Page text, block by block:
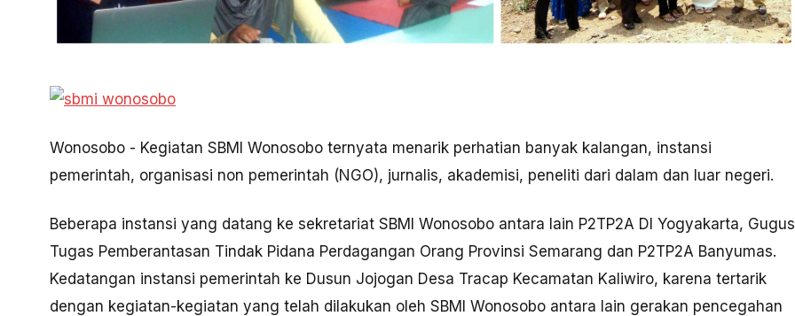
Wonosobo - Kegiatan SBMI Wonosobo ternyata menarik perhatian banyak kalangan, instansi
pemerintah, organisasi non pemerintah (NGO), jurnalis, akademisi, peneliti dari dalam dan luar negeri.
Beberapa instansi yang datang ke sekretariat SBMI Wonosobo antara lain P2TP2A DI Yogyakarta, Gugus
Tugas Pemberantasan Tindak Pidana Perdagangan Orang Provinsi Semarang dan P2TP2A Banyumas.
Kedatangan instansi pemerintah ke Dusun Jojogan Desa Tracap Kecamatan Kaliwiro, karena tertarik
dengan kegiatan-kegiatan yang telah dilakukan oleh SBMI Wonosobo antara lain gerakan pencegahan